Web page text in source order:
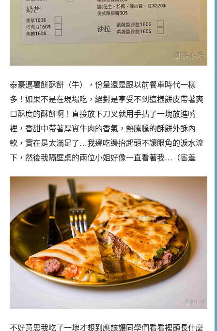
泰豪邁薯餅酥餅（牛），份量還是跟以前餐車時代一樣
多！如果不是在現場吃，絕對是享受不到這樣餅皮帶著爽
口酥度的酥餅啊！直接放下刀叉就用手拈了一塊放進嘴
裡，香甜中帶著厚實牛肉的香氣，熱騰騰的酥餅外酥內
軟，實在是太滿足了…我邊吃邊抬起頭不讓眼角的淚水流
下，然後我隔壁桌的兩位小姐好像一直看著我…（害羞
不好意思我吃了一塊才想到應該讓同學們看看裡頭長什麼